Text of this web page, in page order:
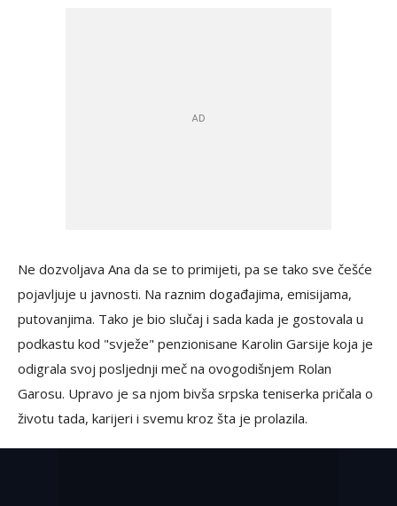
Ne dozvoljava Ana da se to primijeti, pa se tako sve češće
pojavljuje u javnosti. Na raznim događajima, emisijama,
putovanjima. Tako je bio slučaj i sada kada je gostovala u
podkastu kod "svježe" penzionisane Karolin Garsije koja je
odigrala svoj posljednji meč na ovogodišnjem Rolan
Garosu. Upravo je sa njom bivša srpska teniserka pričala o
životu tada, karijeri i svemu kroz šta je prolazila.